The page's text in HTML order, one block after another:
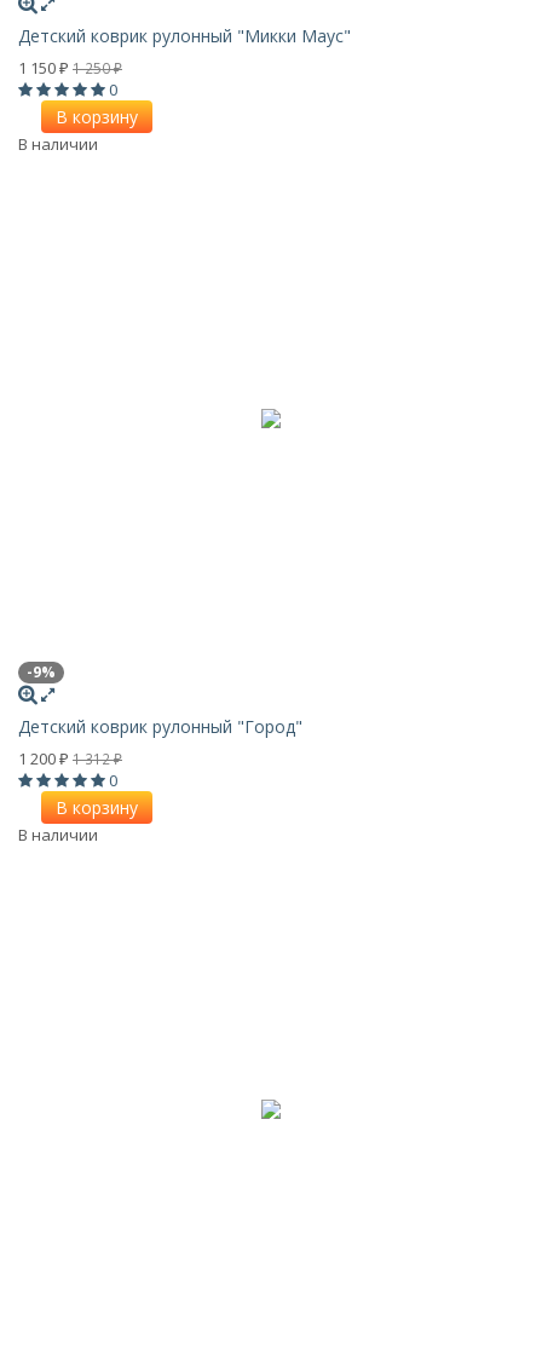
Детский коврик рулонный "Микки Маус"
1 150 ₽ 1 250₽
0
В корзину
В наличии
-9%
Детский коврик рулонный "Город"
1 200 ₽ 1 312₽
0
В корзину
В наличии